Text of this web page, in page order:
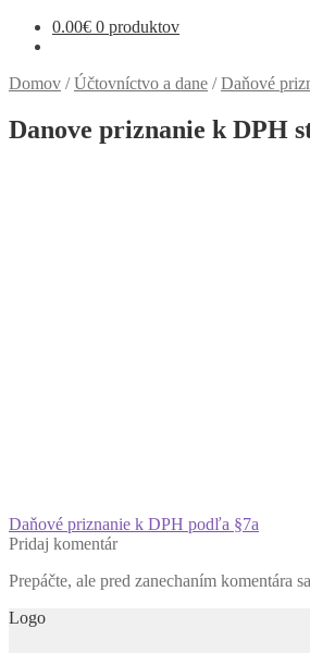
0.00€ 0 produktov
Domov /Účtovníctvo a dane /Daňové
Danove priznanie k DPH
Navigácia
v
článku
Predchádzajúci
článok:
Daňové priznanie k DPH podľa §7a
Pridaj komentár
Prepáčte, ale pred zanechaním komentára
Logo